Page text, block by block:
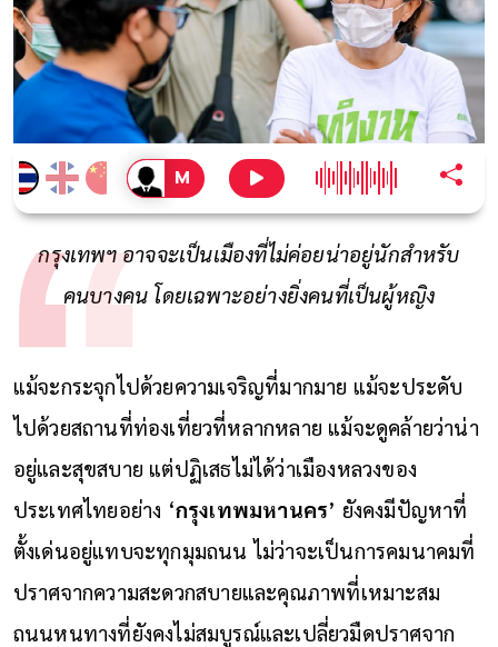
กรุงเทพฯ อาจจะเป็นเมืองที่ไม่ค่อยน่าอยู่นักสำหรับ
คนบางคน โดยเฉพาะอย่างยิ่งคนที่เป็นผู้หญิง
แม้จะกระจุกไปด้วยความเจริญที่มากมาย แม้จะประดับ
ไปด้วยสถานที่ท่องเที่ยวที่หลากหลาย แม้จะดูคล้ายว่าน่า
อยู่และสุขสบาย แต่ปฏิเสธไม่ได้ว่าเมืองหลวงของ
ประเทศไทยอย่าง ‘กรุงเทพมหานคร’ ยังคงมีปัญหาที่
ตั้งเด่นอยู่แทบจะทุกมุมถนน ไม่ว่าจะเป็นการคมนาคมที่
ปราศจากความสะดวกสบายและคุณภาพที่เหมาะสม
ถนนหนทางที่ยังคงไม่สมบูรณ์และเปลี่ยวมืดปราศจาก